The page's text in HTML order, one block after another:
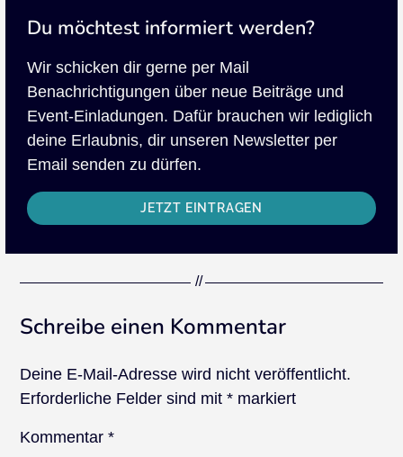
Du möchtest informiert werden?
Wir schicken dir gerne per Mail
Benachrichtigungen über neue Beiträge und
Event-Einladungen. Dafür brauchen wir lediglich
deine Erlaubnis, dir unseren Newsletter per
Email senden zu dürfen.
JETZT EINTRAGEN
Schreibe einen Kommentar
Deine E-Mail-Adresse wird nicht veröffentlicht.
Erforderliche Felder sind mit* markiert
Kommentar*